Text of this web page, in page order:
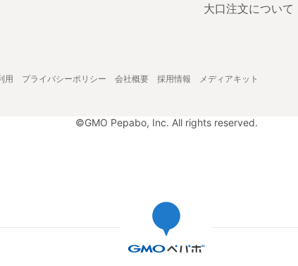
大口注文について
用 プライバシーポリシー 会社概要 採用情報 メディアキット
©GMO Pepabo, Inc. All rights reserved.